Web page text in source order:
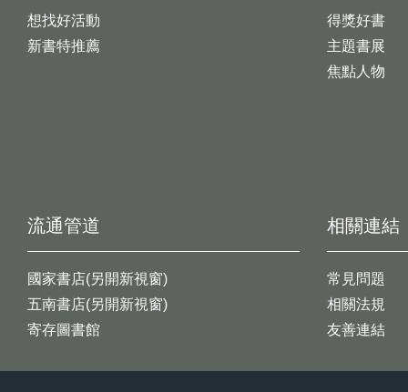
想找好活動
新書特推薦
得獎好書
主題書展
焦點人物
流通管道
國家書店(另開新視窗)
五南書店(另開新視窗)
寄存圖書館
相關連結
常見問題
相關法規
友善連結